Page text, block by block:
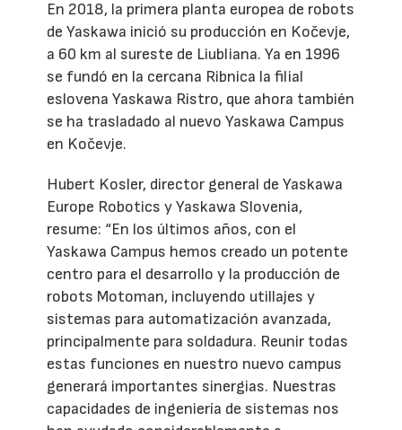
En 2018, la primera planta europea de robots
de Yaskawa inició su producción en Kočevje,
a 60 km al sureste de Liubliana. Ya en 1996
se fundó en la cercana Ribnica la filial
eslovena Yaskawa Ristro, que ahora también
se ha trasladado al nuevo Yaskawa Campus
en Kočevje.
Hubert Kosler, director general de Yaskawa
Europe Robotics y Yaskawa Slovenia,
resume: “En los últimos años, con el
Yaskawa Campus hemos creado un potente
centro para el desarrollo y la producción de
robots Motoman, incluyendo utillajes y
sistemas para automatización avanzada,
principalmente para soldadura. Reunir todas
estas funciones en nuestro nuevo campus
generará importantes sinergias. Nuestras
capacidades de ingeniería de sistemas nos